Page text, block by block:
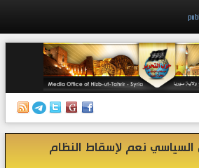
الرئيسية
إصدارات
أنشطة وفعاليات
منبر الصحافةالسياسي نعم لإسقاط النظام